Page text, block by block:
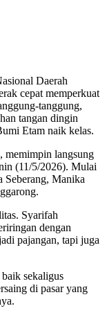
Daerah
cepat memperkuat
tanggung,
tangan dingin
Etam naik kelas.
memimpin langsung
(11/5/2026). Mulai
Seberang, Manika
Syarifah
dengan
pajangan, tapi juga
sekaligus
di pasar yang